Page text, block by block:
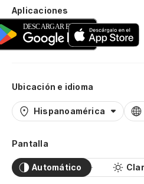
Aplicaciones
Ubicación e idioma
Hispanoamérica
Pantalla
Automático